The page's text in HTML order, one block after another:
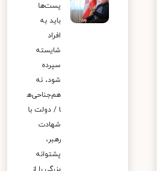
پست‌ها
باید به
افراد
شایسته
سپرده
شود، نه
هم‌جناحی‌ه
ا / دولت با
شهادت
رهبر،
پشتوانه